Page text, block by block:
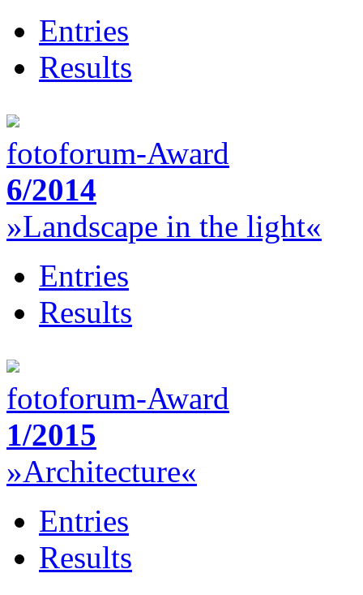
Entries
Results
fotoforum-Award
6/2014
»Landscape in the light«
Entries
Results
fotoforum-Award
1/2015
»Architecture«
Entries
Results